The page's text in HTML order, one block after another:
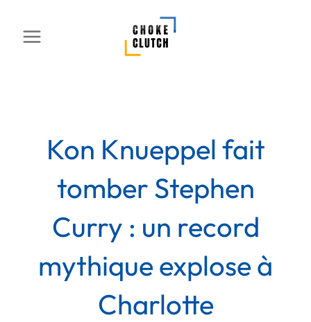
contenu
Kon Knueppel fait
tomber Stephen
Curry : un record
mythique explose à
Charlotte